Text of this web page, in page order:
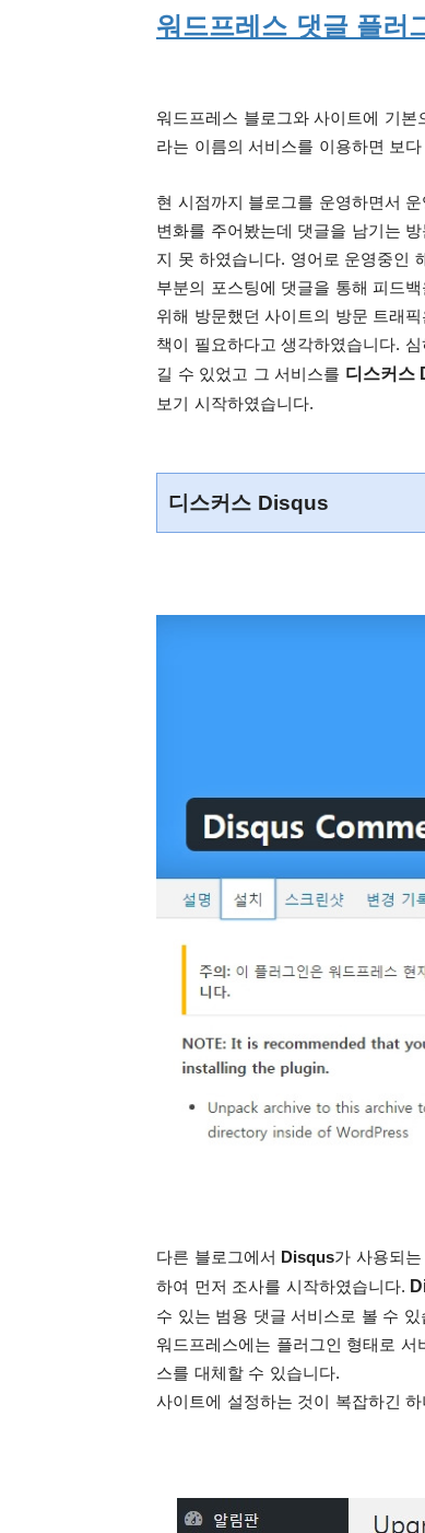
워드프레스 댓글 플러
워드프레스 블로그와 사이트에 기
라는 이름의 서비스를 이용하면 보
현 시점까지 블로그를 운영하면서
변화를 주어봤는데 댓글을 남기는
지 못 하였습니다. 영어로 운영중인
부분의 포스팅에 댓글을 통해 피드
위해 방문했던 사이트의 방문 트래
책이 필요하다고 생각하였습니다.
길 수 있었고 그 서비스를 디스커스
보기 시작하였습니다.
디스커스 Disqus
다른 블로그에서 Disqus가 사용되
하여 먼저 조사를 시작하였습니다.
수 있는 범용 댓글 서비스로 볼 수 있
워드프레스에는 플러그인 형태로 서
스를 대체할 수 있습니다.
사이트에 설정하는 것이 복잡하긴